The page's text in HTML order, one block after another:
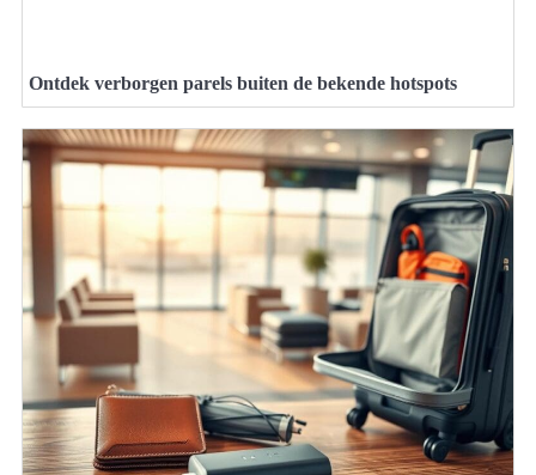
Ontdek verborgen parels buiten de bekende hotspots